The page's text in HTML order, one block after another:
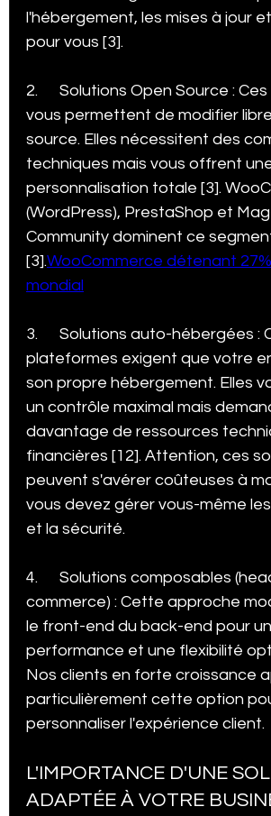
l'hébergement, les mises à jour
pour vous [3].
2.      Solutions Open Source :
vous permettent de modifier
source. Elles nécessitent des
techniques mais vous offrent
personnalisation totale [3].
(WordPress), PrestaShop et
Community dominent ce
[3].WooCommerce détenant
mondial
3.      Solutions auto-hébergées :
plateformes exigent que votre
son propre hébergement. Elles
un contrôle maximal mais
davantage de ressources
financières [12]. Attention, ces
peuvent s'avérer coûteuses à
vous devez gérer vous-même
et la sécurité.
4.      Solutions composables
commerce) : Cette approche
le front-end du back-end pour
performance et une flexibilité
Nos clients en forte croissance
particulièrement cette option
personnaliser l'expérience client.
L'IMPORTANCE D'UNE
ADAPTÉE À VOTRE